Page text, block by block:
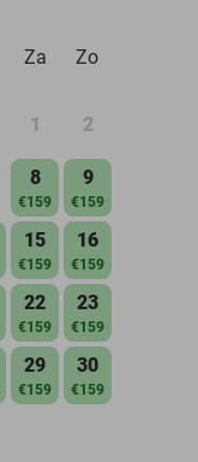
Za Zo
1 2
8
€159
9
€159
15
€159
16
€159
22
€159
23
€159
29
€159
30
€159